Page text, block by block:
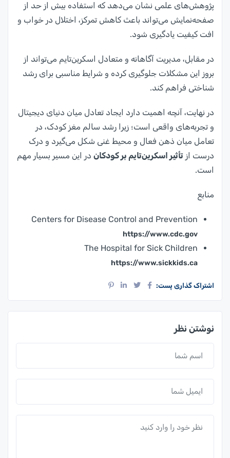
پژوهش‌های علمی نشان می‌دهد که استفاده بیش از حد از
صفحه‌نمایش می‌تواند باعث کاهش تمرکز، اختلال در خواب و
افت کیفیت یادگیری شود.
در مقابل، مدیریت آگاهانه و متعادل اسکرین‌تایم می‌تواند از
بروز این مشکلات جلوگیری کرده و شرایط مناسبی برای رشد
شناختی فراهم کند.
در نهایت، آنچه اهمیت دارد ایجاد تعادل میان دنیای دیجیتال
و تجربه‌های واقعی است؛ زیرا رشد سالم مغز کودک، در
تعامل میان ذهن فعال و محیط غنی شکل می‌گیرد و درک
درست از تأثیر اسکرین‌تایم بر کودکان در این مسیر بسیار مهم
است.
منابع
Centers for Disease Control and Prevention
https://www.cdc.gov
The Hospital for Sick Children
https://www.sickkids.ca
اشتراک گذاری پست:
نوشتن نظر